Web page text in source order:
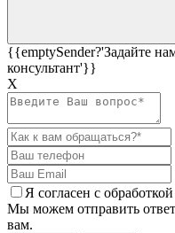
{{emptySender?'Задайте
консультант'}}
Х
Я согласен c
Мы можем отправить
вам.